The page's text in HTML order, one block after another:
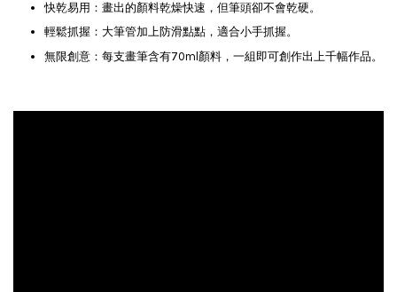
快乾易用：畫出的顏料乾燥快速，但筆頭卻不會乾硬。
輕鬆抓握：大筆管加上防滑點點，適合小手抓握。
無限創意：每支畫筆含有70ml顏料，一組即可創作出上千幅作品。